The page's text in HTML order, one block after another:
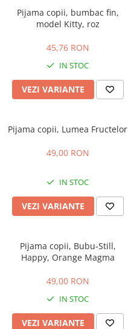
Pijama copii, bumbac fin,
model Kitty, roz
45,76 RON
IN STOC
VEZI VARIANTE
Pijama copii, Lumea Fructelor
49,00 RON
IN STOC
VEZI VARIANTE
Pijama copii, Bubu-Still,
Happy, Orange Magma
49,00 RON
IN STOC
VEZI VARIANTE